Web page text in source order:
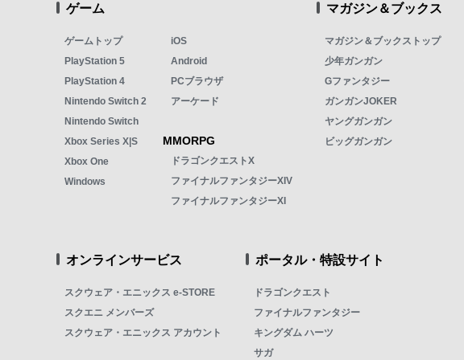
ゲーム
ゲームトップ
PlayStation 5
PlayStation 4
Nintendo Switch 2
Nintendo Switch
Xbox Series X|S
Xbox One
Windows
iOS
Android
PCブラウザ
アーケード
MMORPG
ドラゴンクエストX
ファイナルファンタジーXIV
ファイナルファンタジーXI
マガジン＆ブックス
マガジン＆ブックストップ
少年ガンガン
Gファンタジー
ガンガンJOKER
ヤングガンガン
ビッグガンガン
オンラインサービス
スクウェア・エニックス e-STORE
スクエニ メンバーズ
スクウェア・エニックス アカウント
ポータル・特設サイト
ドラゴンクエスト
ファイナルファンタジー
キングダム ハーツ
サガ